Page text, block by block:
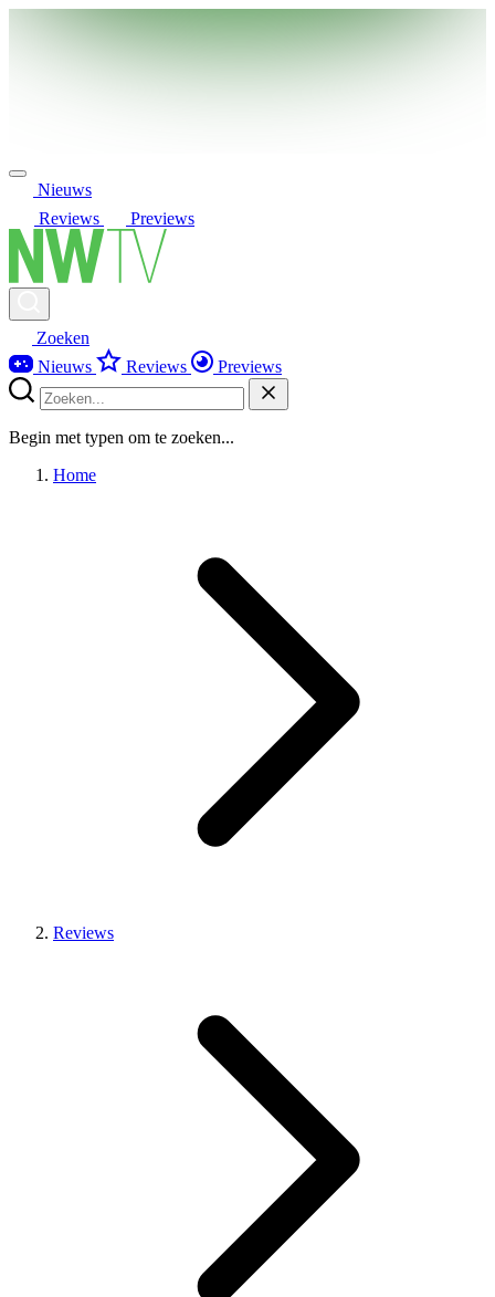
Nieuws
Reviews
Previews
Zoeken
Nieuws
Reviews Previews
Begin met typen om te zoeken...
Home
Reviews